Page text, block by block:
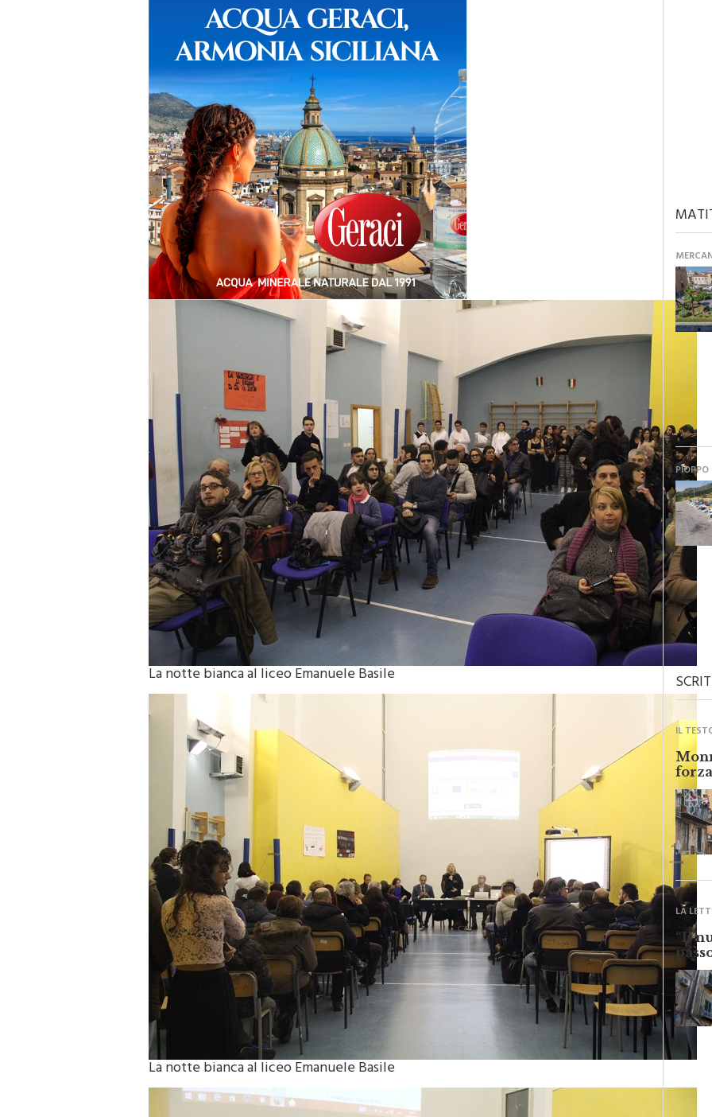
La notte bianca al liceo Emanuele Basile
La notte bianca al liceo Emanuele Basile
PIOPPO
IL
LA
“Il